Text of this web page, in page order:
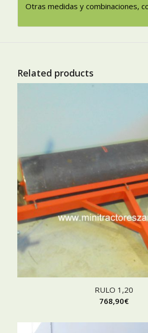
Otras medidas y combinaciones,
Related products
RULO 1,20
768,90€